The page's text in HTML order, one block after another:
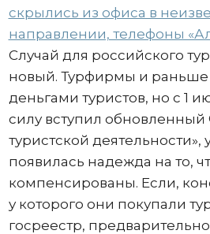
скрылись из офиса в
направлении, телефоны
Случай для российского
новый. Турфирмы и раньше
деньгами туристов, но с 1
силу вступил обновленный
туристской деятельности»,
появилась надежда на то,
компенсированы. Если,
у которого они покупали
госреестр,